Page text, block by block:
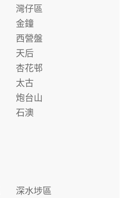
灣仔區
金鐘
西營盤
天后
杏花邨
太古
炮台山
石澳
深水埗區